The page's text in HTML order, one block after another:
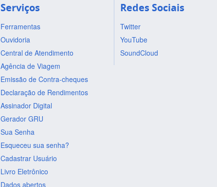
Serviços
Ferramentas
Ouvidoria
Central de Atendimento
Agência de Viagem
Emissão de Contra-cheques
Declaração de Rendimentos
Assinador Digital
Gerador GRU
Sua Senha
Esqueceu sua senha?
Cadastrar Usuário
Livro Eletrônico
Dados abertos
Redes Sociais
Twitter
YouTube
SoundCloud